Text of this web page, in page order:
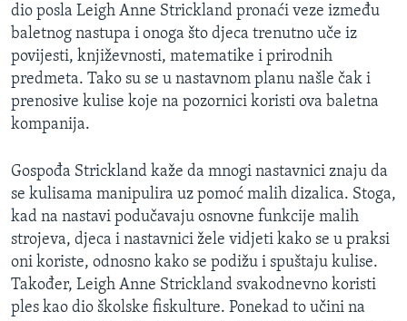
dio posla Leigh Anne Strickland pronaći veze između
baletnog nastupa i onoga što djeca trenutno uče iz
povijesti, književnosti, matematike i prirodnih
predmeta. Tako su se u nastavnom planu našle čak i
prenosive kulise koje na pozornici koristi ova baletna
kompanija.
Gospođa Strickland kaže da mnogi nastavnici znaju da
se kulisama manipulira uz pomoć malih dizalica. Stoga,
kad na nastavi podučavaju osnovne funkcije malih
strojeva, djeca i nastavnici žele vidjeti kako se u praksi
oni koriste, odnosno kako se podižu i spuštaju kulise.
Također, Leigh Anne Strickland svakodnevno koristi
ples kao dio školske fiskulture. Ponekad to učini na